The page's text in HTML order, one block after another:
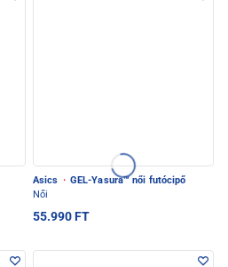
Asics · GEL-Yasura™ női futócipő
Női
55.990 FT